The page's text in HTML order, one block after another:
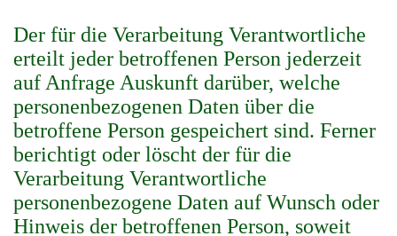
Der für die Verarbeitung Verantwortliche
erteilt jeder betroffenen Person jederzeit
auf Anfrage Auskunft darüber, welche
personenbezogenen Daten über die
betroffene Person gespeichert sind. Ferner
berichtigt oder löscht der für die
Verarbeitung Verantwortliche
personenbezogene Daten auf Wunsch oder
Hinweis der betroffenen Person, soweit